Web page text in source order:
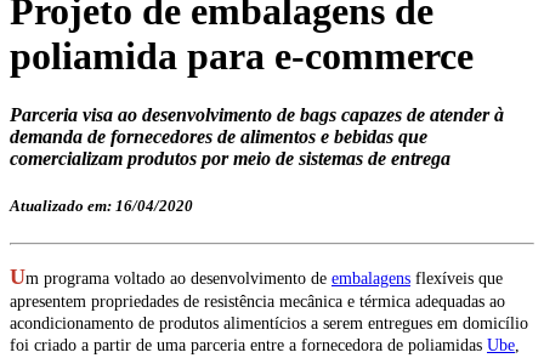
Projeto de embalagens de
poliamida para e-commerce
Parceria visa ao desenvolvimento de bags capazes de atender à
demanda de fornecedores de alimentos e bebidas que
comercializam produtos por meio de sistemas de entrega
Atualizado em: 16/04/2020
Um programa voltado ao desenvolvimento de embalagens flexíveis que
apresentem propriedades de resistência mecânica e térmica adequadas ao
acondicionamento de produtos alimentícios a serem entregues em domicílio
foi criado a partir de uma parceria entre a fornecedora de poliamidas Ube,